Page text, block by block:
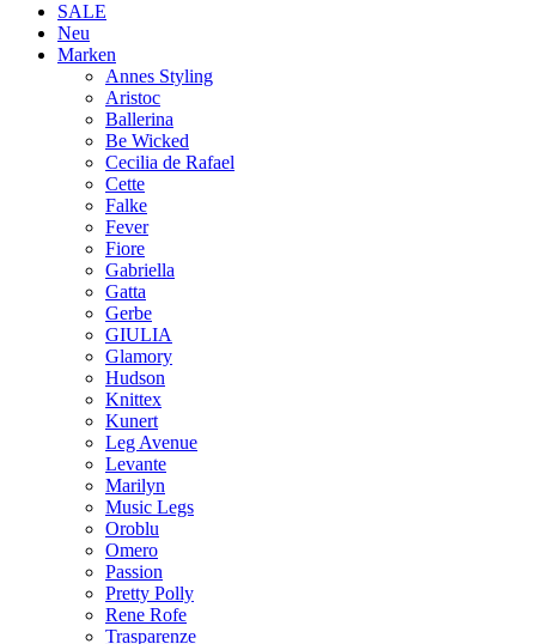
SALE
Neu
Marken
Annes Styling
Aristoc
Ballerina
Be Wicked
Cecilia de Rafael
Cette
Falke
Fever
Fiore
Gabriella
Gatta
Gerbe
GIULIA
Glamory
Hudson
Knittex
Kunert
Leg Avenue
Levante
Marilyn
Music Legs
Oroblu
Omero
Passion
Pretty Polly
Rene Rofe
Trasparenze